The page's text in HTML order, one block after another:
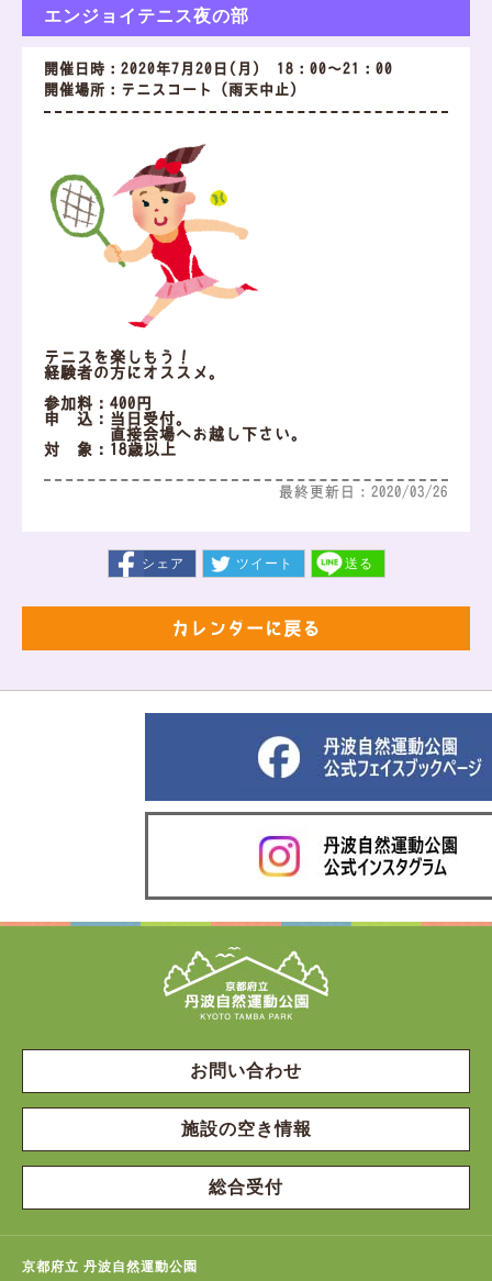
エンジョイテニス夜の部
開催日時：2020年7月20日(月) 18：00～21：00
開催場所：テニスコート（雨天中止）
テニスを楽しもう！
経験者の方にオススメ。
参加料：400円
申 込：当日受付。
直接会場へお越し下さい。
対 象：18歳以上
最終更新日：2020/03/26
シェア ツイート 送る
カレンダーに戻る
お問い合わせ
施設の空き情報
総合受付
京都府立 丹波自然運動公園